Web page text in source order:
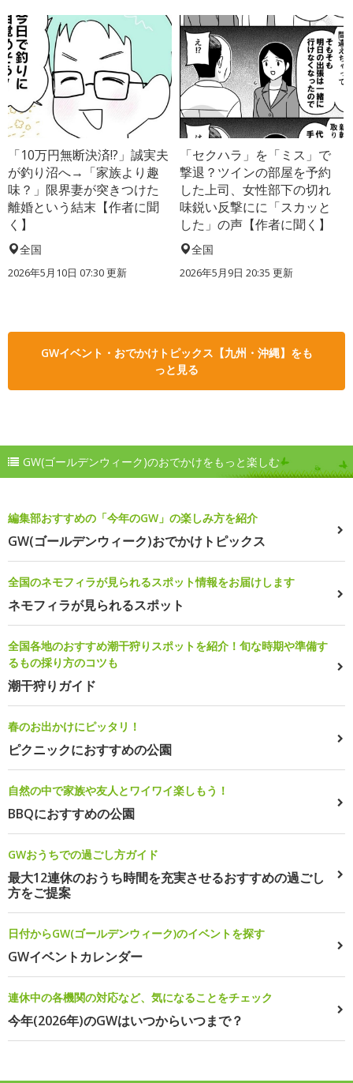
「10万円無断決済!?」誠実夫
が釣り沼へ→「家族より趣
味？」限界妻が突きつけた
離婚という結末【作者に聞
く】
全国
2026年5月10日 07:30 更新
「セクハラ」を「ミス」で
撃退？ツインの部屋を予約
した上司、女性部下の切れ
味鋭い反撃にに「スカッと
した」の声【作者に聞く】
全国
2026年5月9日 20:35 更新
GWイベント・おでかけトピックス【九州・沖縄】をも
っと見る
GW(ゴールデンウィーク)のおでかけをもっと楽しむ
編集部おすすめの「今年のGW」の楽しみ方を紹介
GW(ゴールデンウィーク)おでかけトピックス
全国のネモフィラが見られるスポット情報をお届けします
ネモフィラが見られるスポット
全国各地のおすすめ潮干狩りスポットを紹介！旬な時期や準備す
るもの採り方のコツも
潮干狩りガイド
春のお出かけにピッタリ！
ピクニックにおすすめの公園
自然の中で家族や友人とワイワイ楽しもう！
BBQにおすすめの公園
GWおうちでの過ごし方ガイド
最大12連休のおうち時間を充実させるおすすめの過ごし
方をご提案
日付からGW(ゴールデンウィーク)のイベントを探す
GWイベントカレンダー
連休中の各機関の対応など、気になることをチェック
今年(2026年)のGWはいつからいつまで？